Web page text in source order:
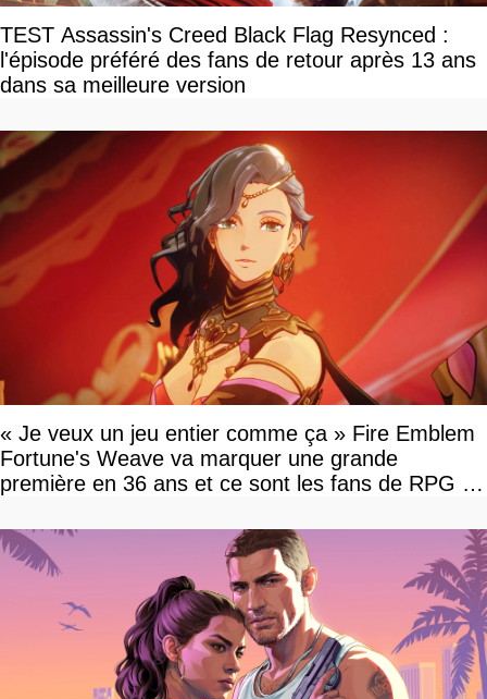
TEST Assassin's Creed Black Flag Resynced :
l'épisode préféré des fans de retour après 13 ans
dans sa meilleure version
« Je veux un jeu entier comme ça » Fire Emblem
Fortune's Weave va marquer une grande
première en 36 ans et ce sont les fans de RPG en